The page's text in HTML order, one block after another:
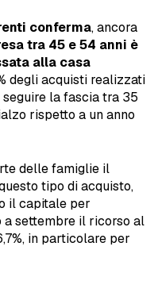
conferma, ancora
tra 45 e 54 anni è
alla casa
degli acquisti realizzati
seguire la fascia tra 35
rispetto a un anno
delle famiglie il
tipo di acquisto,
il capitale per
a settembre il ricorso al
in particolare per